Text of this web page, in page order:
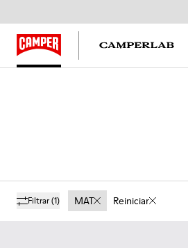
Filtrar(1) MAT Reiniciar